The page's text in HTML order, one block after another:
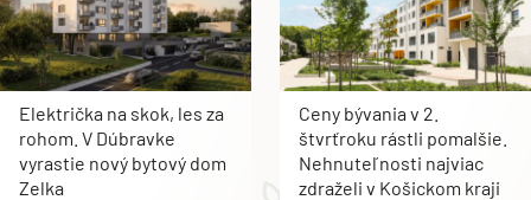
Električka na skok, les za
rohom. V Dúbravke
vyrastie nový bytový dom
Zelka
Ceny bývania v 2.
štvrťroku rástli pomalšie.
Nehnuteľnosti najviac
zdraželi v Košickom kraji